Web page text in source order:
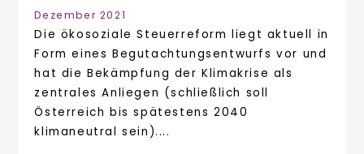
Dezember 2021
Die ökosoziale Steuerreform liegt aktuell in
Form eines Begutachtungsentwurfs vor und
hat die Bekämpfung der Klimakrise als
zentrales Anliegen (schließlich soll
Österreich bis spätestens 2040
klimaneutral sein)....